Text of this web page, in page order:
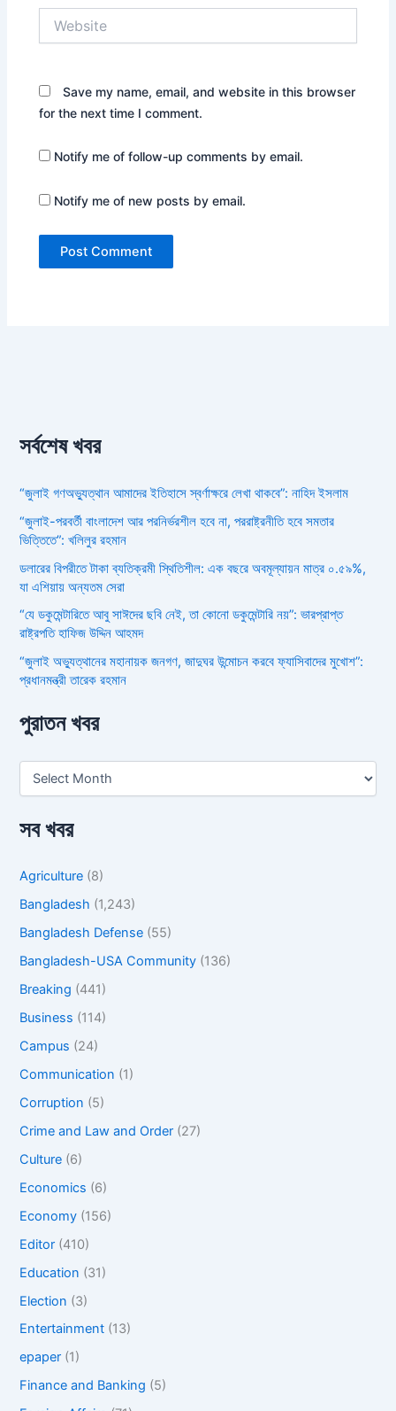
Save my name, email, and website in this browser
for the next time I comment.
Notify me of follow-up comments by email.
Notify me of new posts by email.
সর্বশেষ খবর
“জুলাই গণঅভ্যুত্থান আমাদের ইতিহাসে স্বর্ণাক্ষরে লেখা থাকবে”: নাহিদ ইসলাম
“জুলাই-পরবর্তী বাংলাদেশ আর পরনির্ভরশীল হবে না, পররাষ্ট্রনীতি হবে সমতার
ভিত্তিতে”: খলিলুর রহমান
ডলারের বিপরীতে টাকা ব্যতিক্রমী স্থিতিশীল: এক বছরে অবমূল্যায়ন মাত্র ০.৫৯%,
যা এশিয়ায় অন্যতম সেরা
“যে ডকুমেন্টারিতে আবু সাঈদের ছবি নেই, তা কোনো ডকুমেন্টারি নয়”: ভারপ্রাপ্ত
রাষ্ট্রপতি হাফিজ উদ্দিন আহমদ
“জুলাই অভ্যুত্থানের মহানায়ক জনগণ, জাদুঘর উন্মোচন করবে ফ্যাসিবাদের মুখোশ”:
প্রধানমন্ত্রী তারেক রহমান
পুরাতন খবর
সব খবর
Agriculture (8)
Bangladesh (1,243)
Bangladesh Defense (55)
Bangladesh-USA Community (136)
Breaking (441)
Business (114)
Campus (24)
Communication (1)
Corruption (5)
Crime and Law and Order (27)
Culture (6)
Economics (6)
Economy (156)
Editor (410)
Education (31)
Election (3)
Entertainment (13)
epaper (1)
Finance and Banking (5)